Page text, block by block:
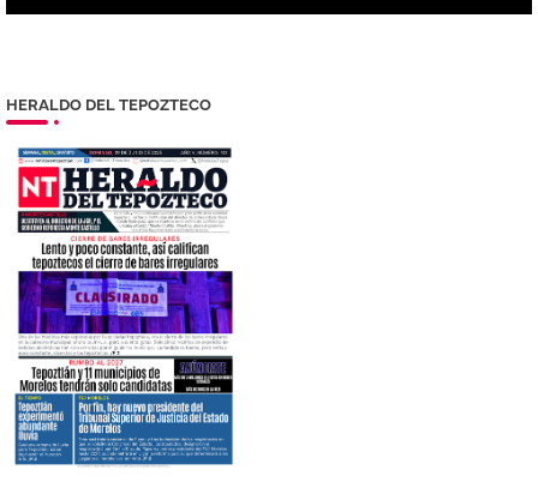
HERALDO DEL TEPOZTECO